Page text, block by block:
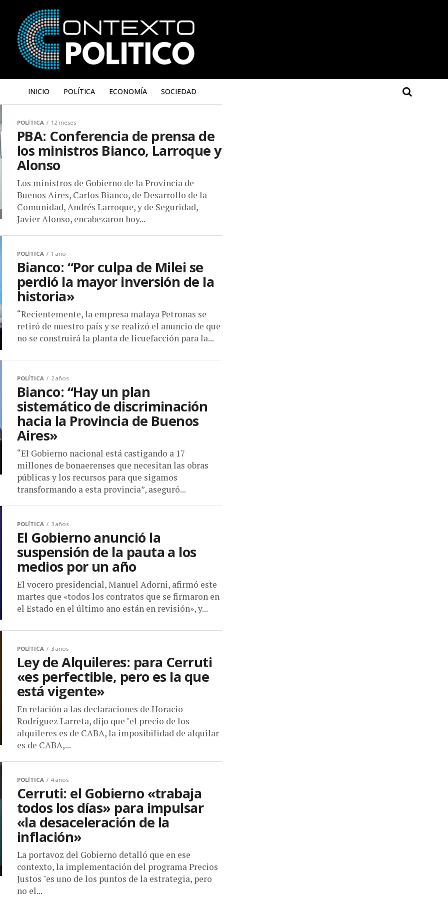
INICIO POLÍTICA ECONOMÍA SOCIEDAD
POLÍTICA 12 meses
PBA: Conferencia de prensa de
los ministros Bianco, Larroque y
Alonso
Los ministros de Gobierno de la Provincia de
Buenos Aires, Carlos Bianco, de Desarrollo de la
Comunidad, Andrés Larroque, y de Seguridad,
Javier Alonso, encabezaron hoy...
POLÍTICA 1 año
Bianco: “Por culpa de Milei se
perdió la mayor inversión de la
historia»
“Recientemente, la empresa malaya Petronas se
retiró de nuestro país y se realizó el anuncio de que
no se construirá la planta de licuefacción para la...
POLÍTICA 2 años
Bianco: “Hay un plan
sistemático de discriminación
hacia la Provincia de Buenos
Aires»
“El Gobierno nacional está castigando a 17
millones de bonaerenses que necesitan las obras
públicas y los recursos para que sigamos
transformando a esta provincia”, aseguró...
POLÍTICA 3 años
El Gobierno anunció la
suspensión de la pauta a los
medios por un año
El vocero presidencial, Manuel Adorni, afirmó este
martes que «todos los contratos que se firmaron en
el Estado en el último año están en revisión», y...
POLÍTICA 3 años
Ley de Alquileres: para Cerruti
«es perfectible, pero es la que
está vigente»
En relación a las declaraciones de Horacio
Rodríguez Larreta, dijo que "el precio de los
alquileres es de CABA, la imposibilidad de alquilar
es de CABA,...
POLÍTICA 4 años
Cerruti: el Gobierno «trabaja
todos los días» para impulsar
«la desaceleración de la
inflación»
La portavoz del Gobierno detalló que en ese
contexto, la implementación del programa Precios
Justos "es uno de los puntos de la estrategia, pero
no el...